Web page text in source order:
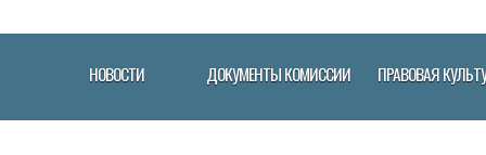
НОВОСТИ ДОКУМЕНТЫ КОМИССИИ ПРАВОВАЯ